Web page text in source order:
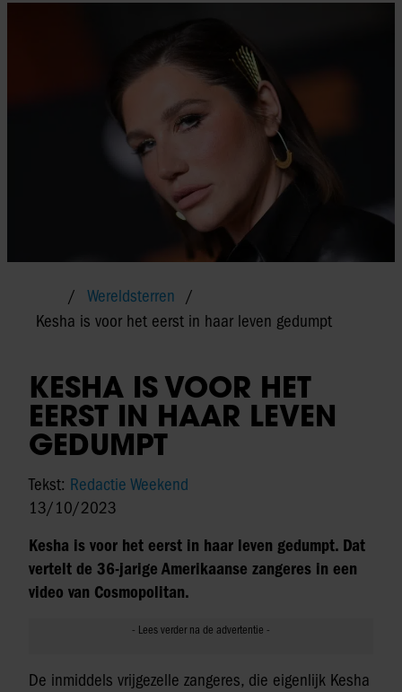
Wereldsterren
Kesha is voor het eerst in haar leven gedumpt
KESHA IS VOOR HET
EERST IN HAAR LEVEN
GEDUMPT
Tekst: Redactie Weekend
13/10/2023
Kesha is voor het eerst in haar leven gedumpt. Dat
vertelt de 36-jarige Amerikaanse zangeres in een
video van Cosmopolitan.
De inmiddels vrijgezelle zangeres, die eigenlijk Kesha